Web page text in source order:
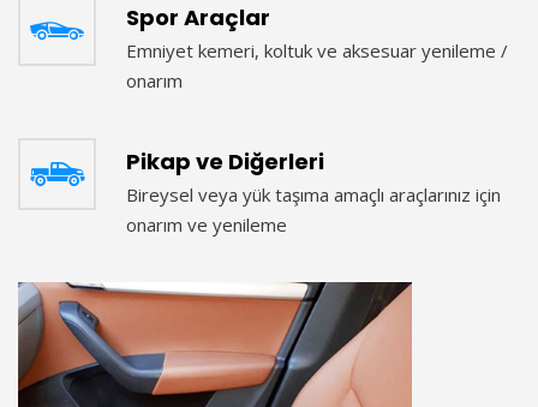
Spor Araçlar
Emniyet kemeri, koltuk ve aksesuar yenileme /
onarım
Pikap ve Diğerleri
Bireysel veya yük taşıma amaçlı araçlarınız için
onarım ve yenileme